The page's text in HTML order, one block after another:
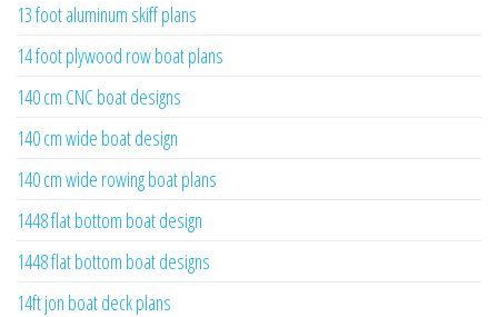
13 foot aluminum skiff plans
14 foot plywood row boat plans
140 cm CNC boat designs
140 cm wide boat design
140 cm wide rowing boat plans
1448 flat bottom boat design
1448 flat bottom boat designs
14ft jon boat deck plans